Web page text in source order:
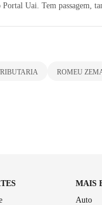
Uai. Tem passagem,
ROMEU
MAIS
Auto